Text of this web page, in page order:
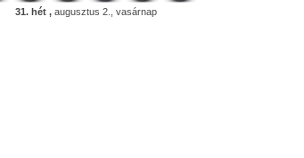
31. hét , augusztus 2., vasárnap